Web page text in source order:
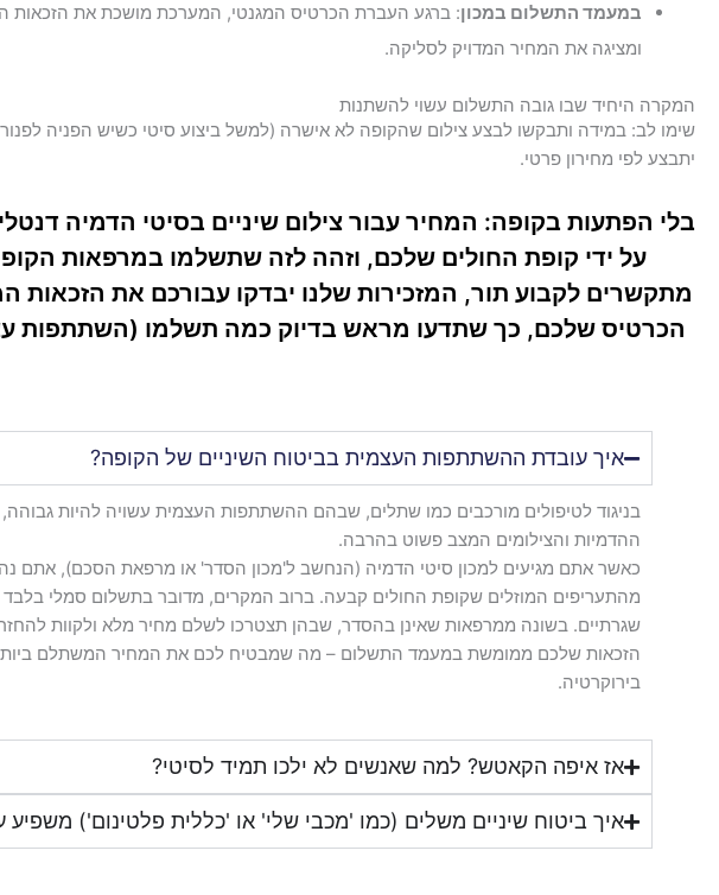
במעמד התשלום במכון: ברגע העברת הכרטיס המגנטי, המערכת מושכת את הזכאות
ומציגה את המחיר המדויק לסליקה.
המקרה היחיד שבו גובה התשלום עשוי להשתנות
שימו לב: במידה ותבקשו לבצע צילום שהקופה לא אישרה (למשל ביצוע סיטי כשיש הפניה
יתבצע לפי מחירון פרטי.
בלי הפתעות בקופה: המחיר עבורצילום שיניים בסיטי הדמיה
על ידי קופת החולים שלכם, וזהה לזה שתשלמו במרפאות
מתקשרים לקבוע תור, המזכירות שלנו יבדקו עבורכם את הזכאות
הכרטיס שלכם, כך שתדעו מראש בדיוק כמה תשלמו (השתתפות
איך עובדת ההשתתפות העצמית בביטוח השיניים של הקופה?
בניגוד לטיפולים מורכבים כמו שתלים, שבהם ההשתתפות העצמית עשויה להיות
ההדמיות והצילומים המצב פשוט בהרבה.
כאשר אתם מגיעים למכון סיטי הדמיה (הנחשב ל'מכון הסדר' או מרפאת הסכם), אתם
מהתעריפים המוזלים שקופת החולים קבעה. ברוב המקרים, מדובר בתשלום סמלי בלבד
שגרתיים. בשונה ממרפאות שאינן בהסדר, שבהן תצטרכו לשלם מחיר מלא ולקוות
הזכאות שלכם ממומשת במעמד התשלום – מה שמבטיח לכם את המחיר המשתלם
בירוקרטיה.
אז איפה הקאטש? למה שאנשים לא ילכו תמיד לסיטי?
איך ביטוח שיניים משלים (כמו 'מכבי שלי' או 'כללית פלטינום') משפיע